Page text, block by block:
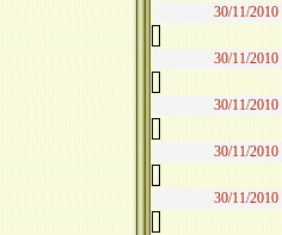
30/11/2010
30/11/2010
30/11/2010
30/11/2010
30/11/2010